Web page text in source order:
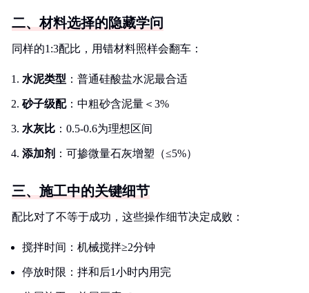
二、材料选择的隐藏学问
同样的1:3配比，用错材料照样会翻车：
水泥类型 ：普通硅酸盐水泥最合适
砂子级配：中粗砂含泥量＜3%
水灰比 ：0.5-0.6为理想区间
添加剂 ：可掺微量石灰增塑（≤5%）
三、施工中的关键细节
配比对了不等于成功，这些操作细节决定成败：
搅拌时间：机械搅拌≥2分钟
停放时限：拌和后1小时内用完